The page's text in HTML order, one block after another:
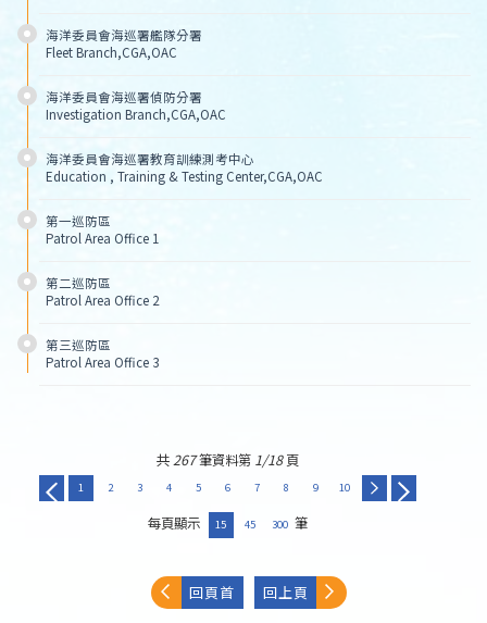
海洋委員會海巡署艦隊分署
Fleet Branch,CGA,OAC
海洋委員會海巡署偵防分署
Investigation Branch,CGA,OAC
海洋委員會海巡署教育訓練測考中心
Education , Training & Testing Center,CGA,OAC
第一巡防區
Patrol Area Office 1
第二巡防區
Patrol Area Office 2
第三巡防區
Patrol Area Office 3
共267筆資料第 1/18頁
1 2 3 4 5 6 7 8 9 10
每頁顯示 15 45 300 筆
回頁首 回上頁